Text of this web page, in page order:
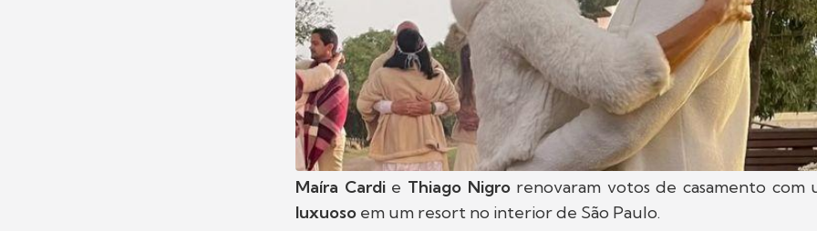
Maíra Cardie Thiago Nigrorenovaram votos de casamento com
luxuoso em um resort no interior de São Paulo.